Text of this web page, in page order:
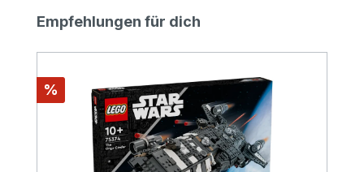
Produktgalerie überspringen
Empfehlungen für dich
Rabatt
%